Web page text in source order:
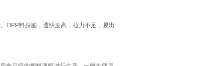
OPP料身脆，透明度高，拉力不足，易出